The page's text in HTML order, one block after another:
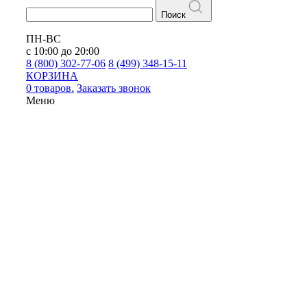
Поиск
ПН-ВС
с 10:00 до 20:00
8 (800) 302-77-06 8 (499) 348-15-11
КОРЗИНА
0 товаров. Заказать звонок
Меню